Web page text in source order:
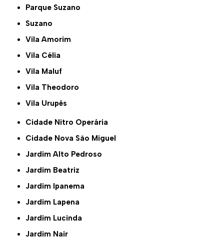
Parque Suzano
Suzano
Vila Amorim
Vila Célia
Vila Maluf
Vila Theodoro
Vila Urupês
Cidade Nitro Operária
Cidade Nova São Miguel
Jardim Alto Pedroso
Jardim Beatriz
Jardim Ipanema
Jardim Lapena
Jardim Lucinda
Jardim Nair